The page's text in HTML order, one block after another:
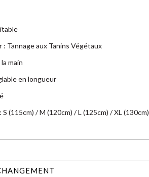
Tannage aux Tanins Végétaux
main
en longueur
(115cm) / M (120cm) / L (125cm) / XL (130cm)